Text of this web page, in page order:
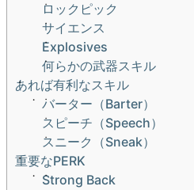
ロックピック
サイエンス
Explosives
何らかの武器スキル
あれば有利なスキル
バーター（Barter）
スピーチ（Speech）
スニーク（Sneak）
重要なPERK
Strong Back